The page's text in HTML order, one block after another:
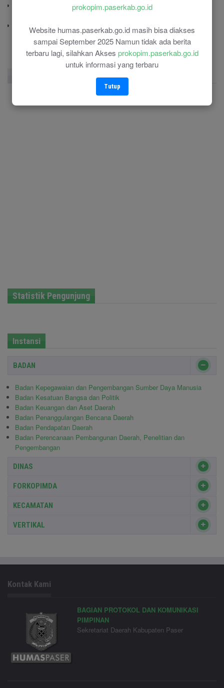
prokopim.paserkab.go.id
Website humas.paserkab.go.id masih bisa diakses
sampai September 2025 Namun tidak ada berita
terbaru lagi, silahkan Akses prokopim.paserkab.go.id
untuk informasi yang terbaru
Tutup
RSU Panglima Sebaya
(0543) 21118
Twitter Instagram
Statistik Pengunjung
Instansi
BADAN
Badan Kepegawaian dan Pengembangan Sumber Daya Manusia
Badan Kesatuan Bangsa dan Politik
Badan Keuangan dan Aset Daerah
Badan Penanggulangan Bencana Daerah
Badan Pendapatan Daerah
Badan Perencanaan Pembangunan Daerah, Penelitian dan
Pengembangan
DINAS
FORKOPIMDA
KECAMATAN
VERTIKAL
Kontak Kami
BAGIAN PROTOKOL DAN KOMUNIKASI
PIMPINAN
Sekretariat Daerah Kabupaten Paser